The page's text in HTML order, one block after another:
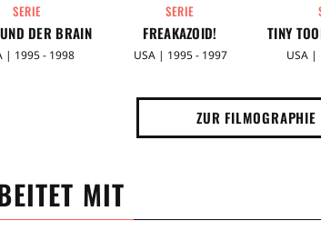
SERIE
DER BRAIN
| 1995 - 1998
SERIE
FREAKAZOID!
USA | 1995 - 1997
TINY
USA |
ZUR FILMOGRAPHIE
MIT